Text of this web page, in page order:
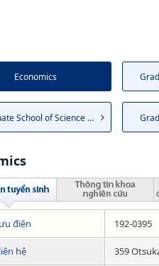
Economics
Graduate School of Science an...
điện 192-0395
hệ 359